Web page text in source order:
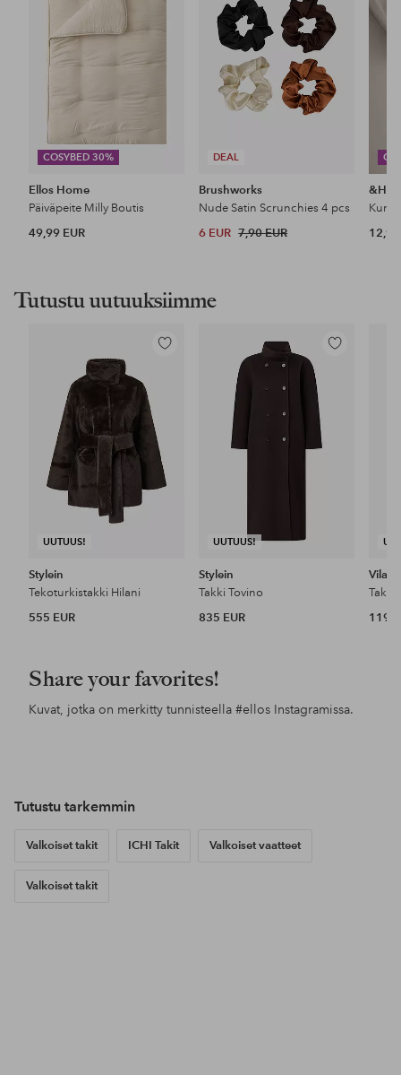
COSYBED 30%
Ellos Home
Päiväpeite Milly Boutis
49,99 EUR
DEAL
Brushworks
Nude Satin Scrunchies 4 pcs
6 EUR 7,90 EUR 12,99
Tutustu uutuuksiimme
UUTUUS!
Lisää
Stylein
Tekoturkistakki Hilani
555 EUR
UUTUUS!
Lisää
Stylein
Takki Tovino
835 EUR
Vila
Share your favorites!
Kuvat, jotka on merkitty tunnisteella #ellos Instagramissa.
Tutustu tarkemmin
Valkoiset takit ICHI Takit Valkoiset vaatteet
Valkoiset takit